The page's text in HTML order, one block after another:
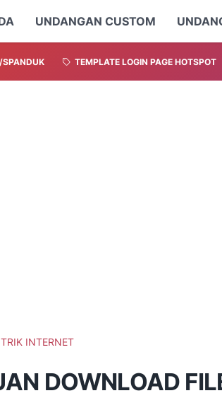
UNDANGAN CUSTOM
SPANDUK TEMPLATE LOGIN PAGE HOTSPOT
TRIK INTERNET
DOWNLOAD